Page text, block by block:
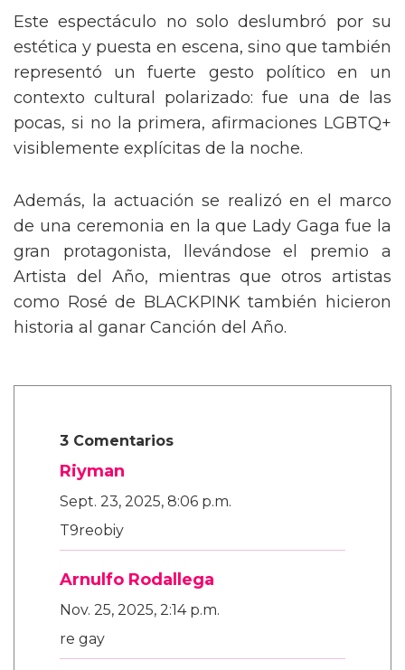
Este espectáculo no solo deslumbró por su
estética y puesta en escena, sino que también
representó un fuerte gesto político en un
contexto cultural polarizado: fue una de las
pocas, si no la primera, afirmaciones LGBTQ+
visiblemente explícitas de la noche.
Además, la actuación se realizó en el marco
de una ceremonia en la que Lady Gaga fue la
gran protagonista, llevándose el premio a
Artista del Año, mientras que otros artistas
como Rosé de BLACKPINK también hicieron
historia al ganar Canción del Año.
3 Comentarios
Riyman
Sept. 23, 2025, 8:06 p.m.
T9reobiy
Arnulfo Rodallega
Nov. 25, 2025, 2:14 p.m.
re gay